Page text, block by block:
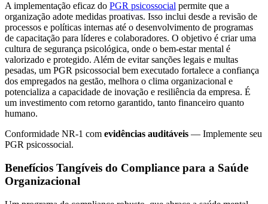
A implementação eficaz do PGR psicossocial permite que a
organização adote medidas proativas. Isso inclui desde a revisão de
processos e políticas internas até o desenvolvimento de programas
de capacitação para líderes e colaboradores. O objetivo é criar uma
cultura de segurança psicológica, onde o bem-estar mental é
valorizado e protegido. Além de evitar sanções legais e multas
pesadas, um PGR psicossocial bem executado fortalece a confiança
dos empregados na gestão, melhora o clima organizacional e
potencializa a capacidade de inovação e resiliência da empresa. É
um investimento com retorno garantido, tanto financeiro quanto
humano.
Conformidade NR-1 com evidências auditáveis — Implemente seu
PGR psicossocial.
Benefícios Tangíveis do Compliance para a Saúde
Organizacional